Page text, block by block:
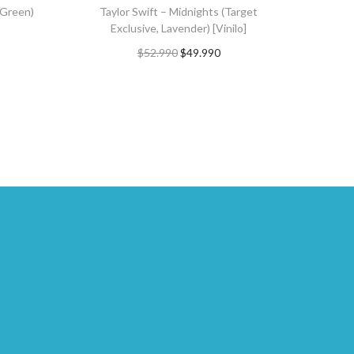
Taylor Swift – Midnights (Target
Exclusive, Lavender) [Vinilo]
$52.990 $49.990